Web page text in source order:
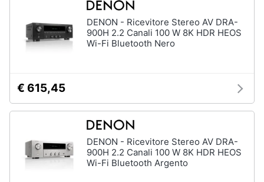
DENON - Ricevitore Stereo AV DRA-
900H 2.2 Canali 100 W 8K HDR HEOS
Wi-Fi Bluetooth Nero
€ 615,45
DENON - Ricevitore Stereo AV DRA-
900H 2.2 Canali 100 W 8K HDR HEOS
Wi-Fi Bluetooth Argento